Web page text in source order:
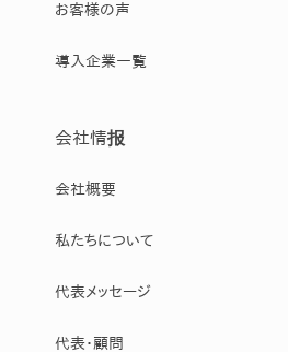
お客様の声
導入企業一覧
会社情报
会社概要
私たちについて
代表メッセージ
代表・顧問